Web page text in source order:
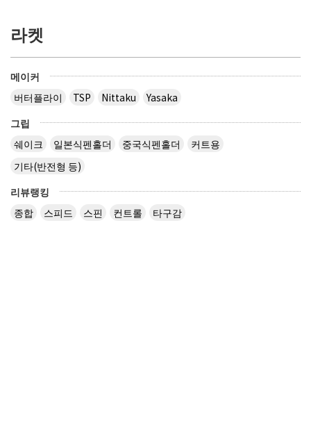
라켓
메이커
버터플라이
TSP Nittaku
Yasaka
그립
쉐이크
일본식펜홀더 중국식펜홀더
커트용
기타(반전형 등)
리뷰랭킹
종합
스피드 스핀 컨트롤 타구감